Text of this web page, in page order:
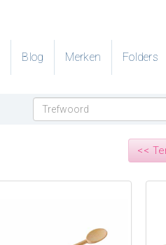
Blog Merken Folders
<<